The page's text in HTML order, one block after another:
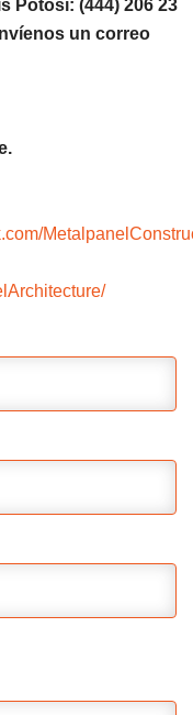
Potosí: (444) 206 23
un correo